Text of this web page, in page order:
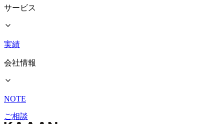
サービス
実績
会社情報
NOTE
ご相談